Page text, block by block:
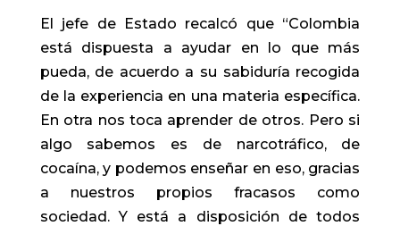
El jefe de Estado recalcó que “Colombia
está dispuesta a ayudar en lo que más
pueda, de acuerdo a su sabiduría recogida
de la experiencia en una materia específica.
En otra nos toca aprender de otros. Pero si
algo sabemos es de narcotráfico, de
cocaína, y podemos enseñar en eso, gracias
a nuestros propios fracasos como
sociedad. Y está a disposición de todos